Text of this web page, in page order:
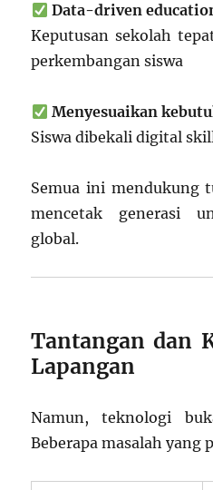
Data-driven
Keputusan sekolah
perkembangan siswa
Menyesuaikan
Siswa dibekali digital
Semua ini mendukung
mencetak generasi
global.
Tantangan dan
Lapangan
Namun, teknologi
Beberapa masalah yang